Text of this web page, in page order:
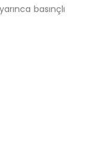
basınçlı